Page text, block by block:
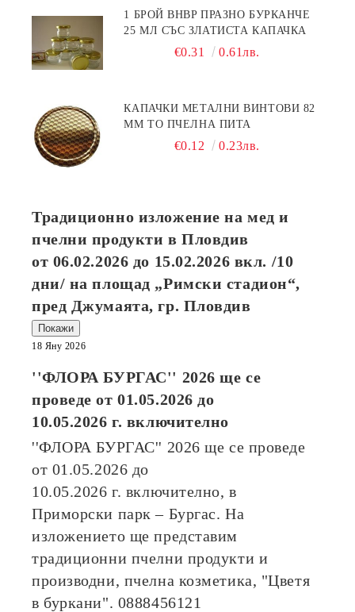
1 БРОЙ BHBP ПРАЗНО БУРКАНЧЕ
25 МЛ СЪС ЗЛАТИСТА КАПАЧКА
€0.31 0.61лв.
КАПАЧКИ МЕТАЛНИ ВИНТОВИ 82
ММ ТО ПЧЕЛНА ПИТА
€0.12 0.23лв.
Традиционно изложение на мед и
пчелни продукти в Пловдив
от 06.02.2026 до 15.02.2026 вкл. /10
дни/ на площад „Римски стадион“,
пред Джумаята, гр. Пловдив
Покажи
18 Яну 2026
''ФЛОРА БУРГАС'' 2026ще се
проведе от01.05.2026 до
10.05.2026 г. включително
''ФЛОРА БУРГАС'' 2026ще се проведе
от 01.05.2026 до
10.05.2026 г. включително, в
Приморски парк – Бургас. На
изложението ще представим
традиционни пчелни продукти и
производни, пчелна козметика, "Цветя
в буркани". 0888456121